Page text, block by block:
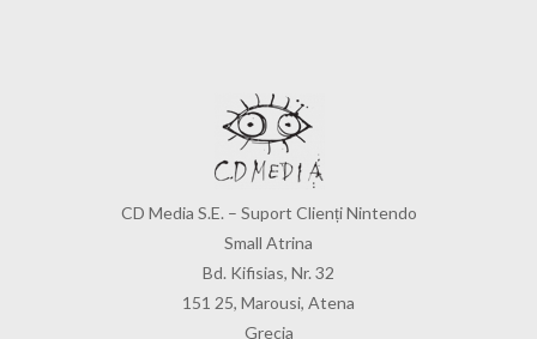
CD Media S.E. – Suport Clienți Nintendo
Small Atrina
Bd. Kifisias, Nr. 32
151 25, Marousi, Atena
Grecia